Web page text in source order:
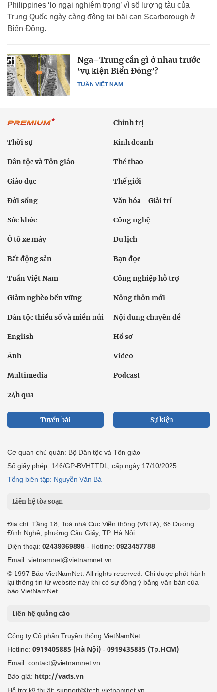
Philippines ‘lo ngại nghiêm trọng’ vì số lượng tàu của
Trung Quốc ngày càng đông tại bãi cạn Scarborough ở
Biển Đông.
TUẦN VIỆT NAM
Nga–Trung cần gì ở nhau trước
‘vụ kiện Biển Đông’?
Chính trị
Thời sự Kinh doanh
Dân tộc và Tôn giáo Thể thao
Giáo dục Thế giới
Đời sống Văn hóa - Giải trí
Sức khỏe Công nghệ
Ô tô xe máy Du lịch
Bất động sản Bạn đọc
Tuần Việt Nam Công nghiệp hỗ trợ
Giảm nghèo bền vững Nông thôn mới
Dân tộc thiểu số và miền núi Nội dung chuyên đề
English Hồ sơ
Ảnh Video
Multimedia Podcast
24h qua
Tuyến bài Sự kiện
Cơ quan chủ quản: Bộ Dân tộc và Tôn giáo
Số giấy phép: 146/GP-BVHTTDL, cấp ngày 17/10/2025
Tổng biên tập: Nguyễn Văn Bá
Liên hệ tòa soạn
Địa chỉ: Tầng 18, Toà nhà Cục Viễn thông (VNTA), 68 Dương
Đình Nghệ, phường Cầu Giấy, TP. Hà Nội.
Điện thoại: 02439369898 - Hotline: 0923457788
Email: vietnamnet@vietnamnet.vn
© 1997 Báo VietNamNet. All rights reserved. Chỉ được phát hành
lại thông tin từ website này khi có sự đồng ý bằng văn bản của
báo VietNamNet.
Liên hệ quảng cáo
Công ty Cổ phần Truyền thông VietNamNet
Hotline: 0919405885 (Hà Nội) - 0919435885 (Tp.HCM)
Email: contact@vietnamnet.vn
Báo giá: http://vads.vn
Hỗ trợ kỹ thuật: support@tech.vietnamnet.vn